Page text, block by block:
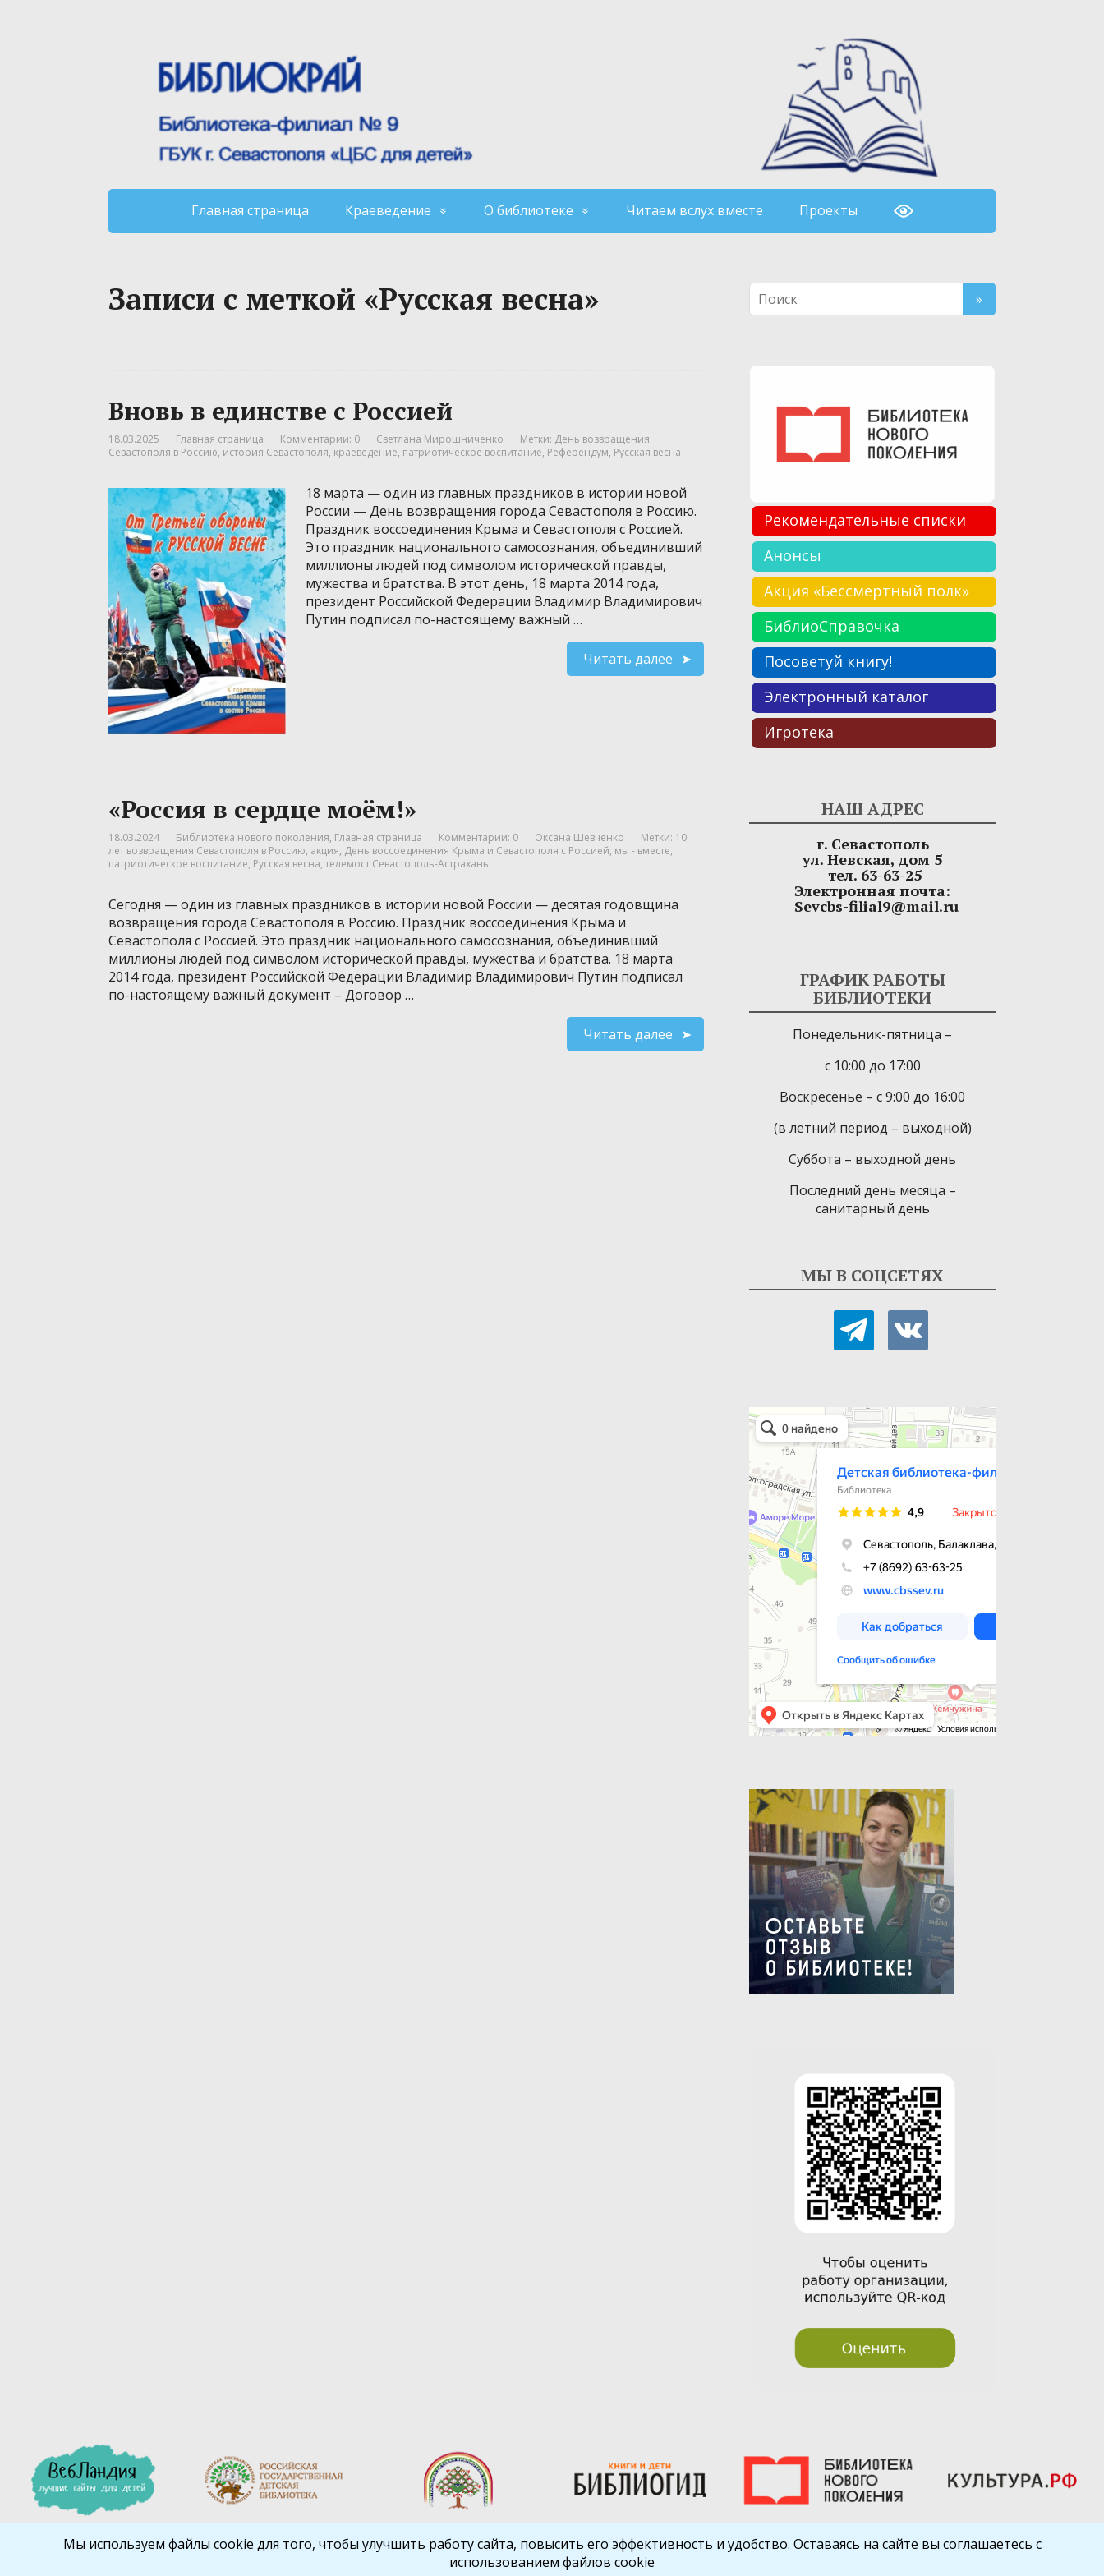
Главная страница Краеведение О библиотеке Читаем вслух вместе Проекты
Записи с меткой «Русская весна»
Вновь в единстве с Россией
18.03.2025 Главная страница Комментарии: 0 Светлана Мирошниченко Метки: День возвращения
Севастополя в Россию, история Севастополя, краеведение, патриотическое воспитание, Референдум, Русская весна
18 марта — один из главных праздников в истории новой
России — День возвращения города Севастополя в Россию.
Праздник воссоединения Крыма и Севастополя с Россией.
Это праздник национального самосознания, объединивший
миллионы людей под символом исторической правды,
мужества и братства. В этот день, 18 марта 2014 года,
президент Российской Федерации Владимир Владимирович
Путин подписал по-настоящему важный …
Читать далее
«Россия в сердце моём!»
18.03.2024 Библиотека нового поколения, Главная страница Комментарии: 0 Оксана Шевченко Метки: 10
лет возвращения Севастополя в Россию, акция, День воссоединения Крыма и Севастополя с Россией, мы - вместе,
патриотическое воспитание, Русская весна, телемост Севастополь-Астрахань
Сегодня — один из главных праздников в истории новой России — десятая годовщина
возвращения города Севастополя в Россию. Праздник воссоединения Крыма и
Севастополя с Россией. Это праздник национального самосознания, объединивший
миллионы людей под символом исторической правды, мужества и братства. 18 марта
2014 года, президент Российской Федерации Владимир Владимирович Путин подписал
по-настоящему важный документ – Договор …
Читать далее
Рекомендательные списки
Анонсы
Акция «Бессмертный полк»
БиблиоСправочка
Посоветуй книгу!
Электронный каталог
Игротека
НАШ АДРЕС
г. Севастополь
ул. Невская, дом 5
тел. 63-63-25
Электронная почта:
Sevcbs-filial9@mail.ru
ГРАФИК РАБОТЫ
БИБЛИОТЕКИ
Понедельник-пятница –
с 10:00 до 17:00
Воскресенье – с 9:00 до 16:00
(в летний период – выходной)
Суббота – выходной день
Последний день месяца –
санитарный день
МЫ В СОЦСЕТЯХ
telegram vkontakte
Детская библиотека-филиал № 9
Библиотека в Севастополе
Библиокрай
Мы используем файлы cookie для того, чтобы улучшить работу сайта, повысить его эффективность и удобство. Оставаясь на сайте вы соглашаетесь с
использованием файлов cookie